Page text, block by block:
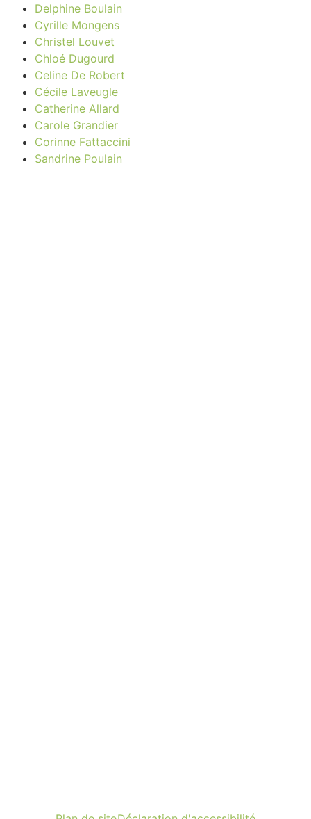
Delphine Boulain
Cyrille Mongens
Christel Louvet
Chloé Dugourd
Celine De Robert
Cécile Laveugle
Catherine Allard
Carole Grandier
Corinne Fattaccini
Sandrine Poulain